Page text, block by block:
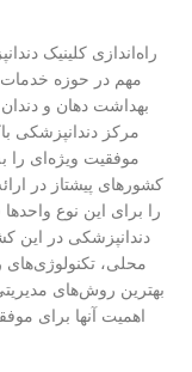
راه‌اندازی کلینیک
مهم در حوزه
بهداشت دهان و
مرکز دندانپزشکی
موفقیت ویژه‌ای را
کشورهای پیشتاز در
را برای این نوع
دندانپزشکی در این
محلی، تکنولوژی‌های
بهترین روش‌های
اهمیت آنها برای